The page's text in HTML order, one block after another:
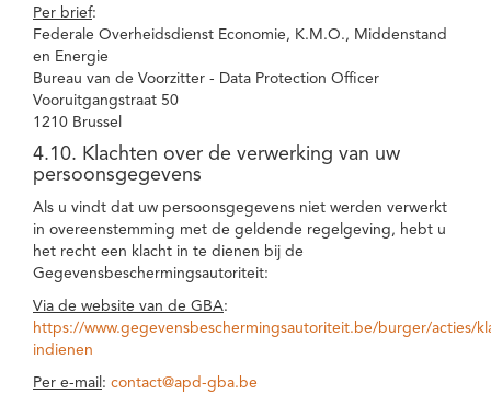
Per brief:
Federale Overheidsdienst Economie, K.M.O., Middenstand
en Energie
Bureau van de Voorzitter - Data Protection Officer
Vooruitgangstraat 50
1210 Brussel
4.10. Klachten over de verwerking van uw
persoonsgegevens
Als u vindt dat uw persoonsgegevens niet werden verwerkt
in overeenstemming met de geldende regelgeving, hebt u
het recht een klacht in te dienen bij de
Gegevensbeschermingsautoriteit:
Via de website van de GBA:
https://www.gegevensbeschermingsautoriteit.be/burger/acties/
indienen
Per e-mail : contact@apd-gba.be